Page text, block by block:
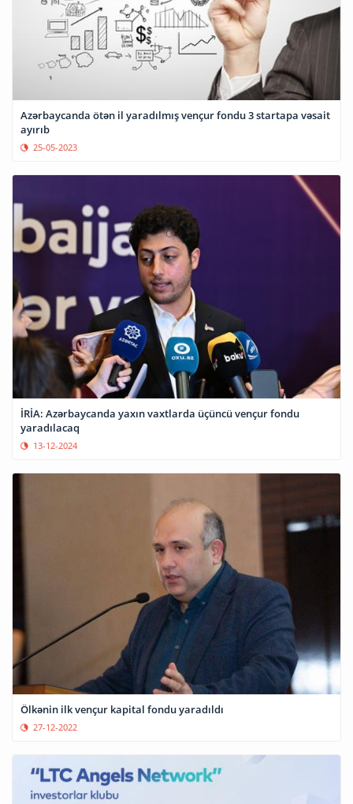
Azərbaycanda ötən il yaradılmış vençur fondu 3 startapa vəsait
ayırıb
25-05-2023
İRİA: Azərbaycanda yaxın vaxtlarda üçüncü vençur fondu
yaradılacaq
13-12-2024
Ölkənin ilk vençur kapital fondu yaradıldı
27-12-2022